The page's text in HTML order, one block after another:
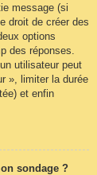
message (si
droit de créer des
options
des réponses.
utilisateur peut
», limiter la durée
et enfin
sondage ?